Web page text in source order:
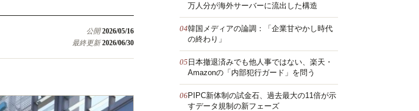
公開2026/05/16
最終更新2026/06/30
万人分が海外サーバーに流出した構造
韓国メディアの論調：「企業甘やかし時代
の終わり」
日本撤退済みでも他人事ではない、楽天・
Amazonの「内部犯行ガード」を問う
PIPC新体制の試金石、過去最大の11倍が示
すデータ規制の新フェーズ